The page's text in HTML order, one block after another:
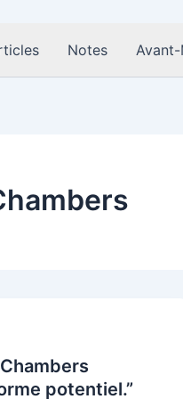
Notes
potentiel.”